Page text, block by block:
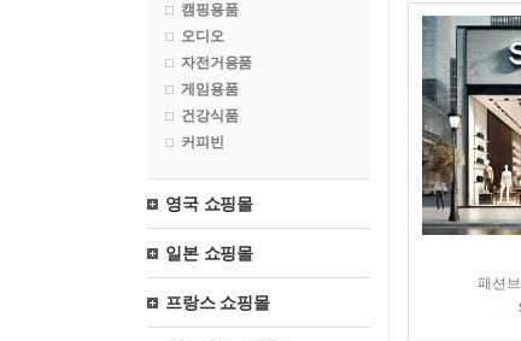
캠핑용품
오디오
자전거용품
게임용품
건강식품
커피빈
영국 쇼핑몰
일본 쇼핑몰
프랑스 쇼핑몰
패션